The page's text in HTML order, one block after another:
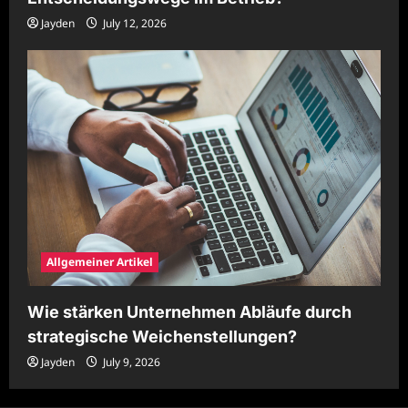
Jayden July 12, 2026
Allgemeiner Artikel
Wie stärken Unternehmen Abläufe durch
strategische Weichenstellungen?
Jayden July 9, 2026